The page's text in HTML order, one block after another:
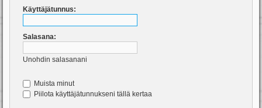
Käyttäjätunnus:
Salasana:
Unohdin salasanani
Muista minut
Piilota käyttäjätunnukseni tällä kertaa